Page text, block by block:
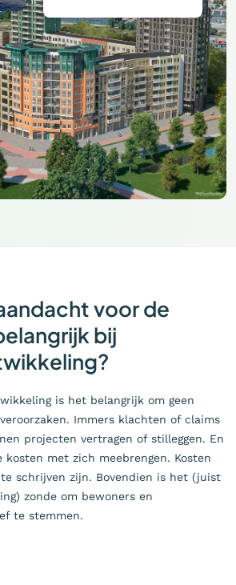
voor de
bij
is het belangrijk om geen
Immers klachten of claims
projecten vertragen of stilleggen. En
kosten met zich meebrengen. Kosten
schrijven zijn. Bovendien is het (juist
zonde om bewoners en
te stemmen.